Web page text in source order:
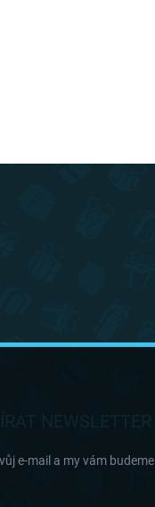
NEWSLETTER
e-mail a my vám